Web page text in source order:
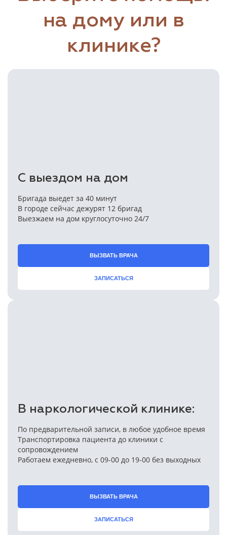
на дому или в
клинике?
С выездом на дом
Бригада выедет за 40 минут
В городе сейчас дежурят 12 бригад
Выезжаем на дом круглосуточно 24/7
ВЫЗВАТЬ ВРАЧА
ЗАПИСАТЬСЯ
В наркологической клинике:
По предварительной записи, в любое удобное время
Транспортировка пациента до клиники с
сопровождением
Работаем ежедневно, с 09-00 до 19-00 без выходных
ВЫЗВАТЬ ВРАЧА
ЗАПИСАТЬСЯ